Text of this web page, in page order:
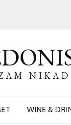
WINE &